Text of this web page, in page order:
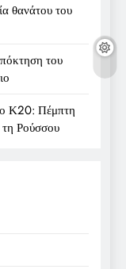
θανάτου του
του
Κ20: Πέμπτη
τη Ρούσσου